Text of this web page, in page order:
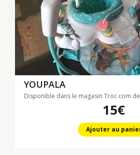
YOUPALA
Disponible dans le magasin Troc.com de
15€
Ajouter au